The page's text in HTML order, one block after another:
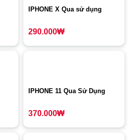
IPHONE X Qua sử dụng
290.000₩
IPHONE 11 Qua Sử Dụng
370.000₩